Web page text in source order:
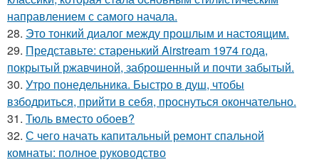
направлением с самого начала.
28. Это тонкий диалог между прошлым и настоящим.
29. Представьте: старенький Airstream 1974 года,
покрытый ржавчиной, заброшенный и почти забытый.
30. Утро понедельника. Быстро в душ, чтобы
взбодриться, прийти в себя, проснуться окончательно.
31. Тюль вместо обоев?
32. С чего начать капитальный ремонт спальной
комнаты: полное руководство